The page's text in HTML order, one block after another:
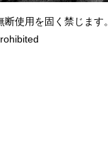
断使用を固く禁じます